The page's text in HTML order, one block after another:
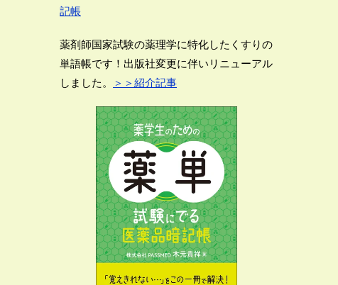
記帳
薬剤師国家試験の薬理学に特化したくすりの
単語帳です！出版社変更に伴いリニューアル
しました。
＞＞紹介記事